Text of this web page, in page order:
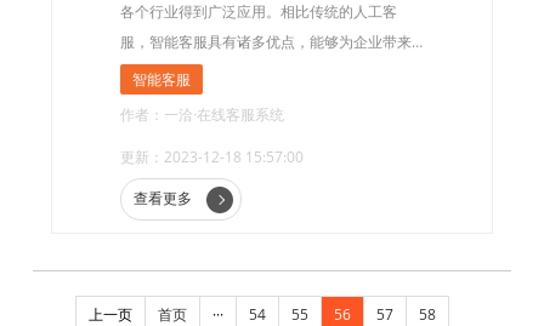
各个行业得到广泛应用。相比传统的人工客
服，智能客服具有诸多优点，能够为企业带来
更高效、更优质的服务体验。 那么，智能客服
智能客服
作者：一洽·在线客服系统
更新：2023-12-18 15:57:00
查看更多
上一页 首页 ··· 54 55 56 57
58